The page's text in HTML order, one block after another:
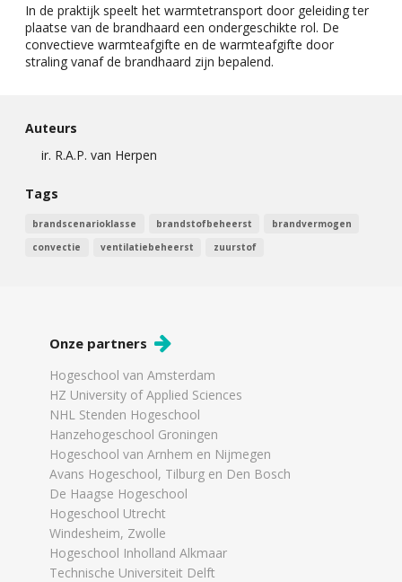
In de praktijk speelt het warmtetransport door geleiding ter
plaatse van de brandhaard een ondergeschikte rol. De
convectieve warmteafgifte en de warmteafgifte door
straling vanaf de brandhaard zijn bepalend.
Auteurs
ir. R.A.P. van Herpen
Tags
brandscenarioklasse brandstofbeheerst
brandvermogen
convectie
ventilatiebeheerst zuurstof
Onze partners
Hogeschool van Amsterdam
HZ University of Applied Sciences
NHL Stenden Hogeschool
Hanzehogeschool Groningen
Hogeschool van Arnhem en Nijmegen
Avans Hogeschool, Tilburg en Den Bosch
De Haagse Hogeschool
Hogeschool Utrecht
Windesheim, Zwolle
Hogeschool Inholland Alkmaar
Technische Universiteit Delft